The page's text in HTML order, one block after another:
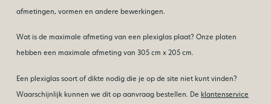
afmetingen, vormen en andere bewerkingen.
Wat is de maximale afmeting van een plexiglas plaat? Onze platen
hebben een maximale afmeting van 305 cm x 205 cm.
Een plexiglas soort of dikte nodig die je op de site niet kunt vinden?
Waarschijnlijk kunnen we dit op aanvraag bestellen. De klantenservice